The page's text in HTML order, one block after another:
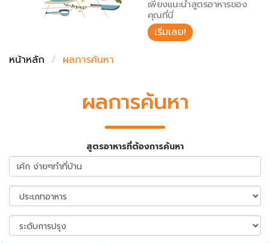
เปรียบเทียบน้ำหนักวัตถุดิบเพียงแนะนำสูตรอาหารของ
คุณที่นี่
เริ่มเลย!
หน้าหลัก
ผลการค้นหา
ผลการค้นหา
สูตรอาหารที่ต้องการค้นหา